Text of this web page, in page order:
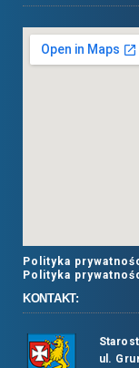
Polityka
Polityka
KONTAKT:
ul.